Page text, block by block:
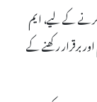
کے لیے، ایم
برقرار رکھنے کے